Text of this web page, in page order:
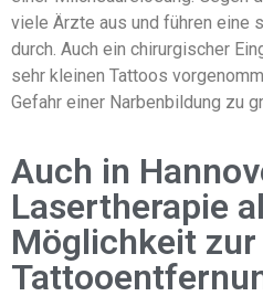
viele Ärzte aus und führen eine
durch. Auch ein chirurgischer
sehr kleinen Tattoos
Gefahr einer Narbenbildung zu
Auch in
Lasertherapie
Möglichkeit zur